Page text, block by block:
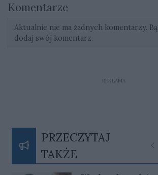
Komentarze
Aktualnie nie ma żadnych komentarzy.
dodaj swój komentarz.
REKLAMA
PRZECZYTAJ
TAKŻE